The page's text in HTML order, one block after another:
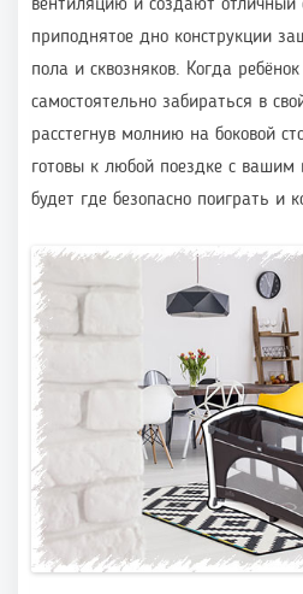
вентиляцию и создают
приподнятое дно конструкции
пола и сквозняков. Когда
самостоятельно забираться в
расстегнув молнию на боковой
готовы к любой поездке с
будет где безопасно поиграть и